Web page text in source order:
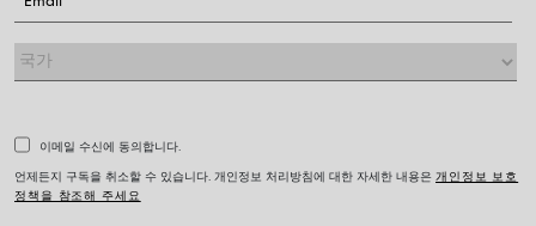
이메일 수신에 동의합니다.
언제든지 구독을 취소할 수 있습니다. 개인정보 처리방침에 대한 자세한 내용은 개인정보 보호
정책을 참조해 주세요